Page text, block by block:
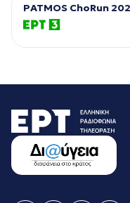
PATMOS ChoRun